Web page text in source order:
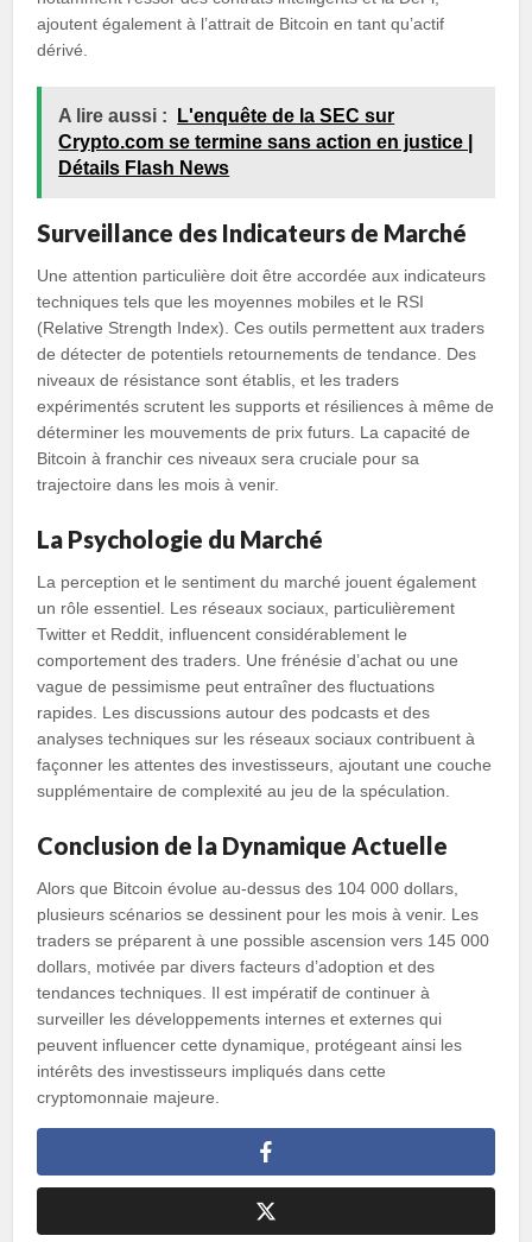
ajoutent également à l’attrait de Bitcoin en tant qu’actif
dérivé.
A lire aussi :
L'enquête de la SEC sur
Crypto.com se termine sans action en justice |
Détails Flash News
Surveillance des Indicateurs de Marché
Une attention particulière doit être accordée aux indicateurs
techniques tels que les moyennes mobiles et le RSI
(Relative Strength Index). Ces outils permettent aux traders
de détecter de potentiels retournements de tendance. Des
niveaux de résistance sont établis, et les traders
expérimentés scrutent les supports et résiliences à même de
déterminer les mouvements de prix futurs. La capacité de
Bitcoin à franchir ces niveaux sera cruciale pour sa
trajectoire dans les mois à venir.
La Psychologie du Marché
La perception et le sentiment du marché jouent également
un rôle essentiel. Les réseaux sociaux, particulièrement
Twitter et Reddit, influencent considérablement le
comportement des traders. Une frénésie d’achat ou une
vague de pessimisme peut entraîner des fluctuations
rapides. Les discussions autour des podcasts et des
analyses techniques sur les réseaux sociaux contribuent à
façonner les attentes des investisseurs, ajoutant une couche
supplémentaire de complexité au jeu de la spéculation.
Conclusion de la Dynamique Actuelle
Alors que Bitcoin évolue au-dessus des 104 000 dollars,
plusieurs scénarios se dessinent pour les mois à venir. Les
traders se préparent à une possible ascension vers 145 000
dollars, motivée par divers facteurs d’adoption et des
tendances techniques. Il est impératif de continuer à
surveiller les développements internes et externes qui
peuvent influencer cette dynamique, protégeant ainsi les
intérêts des investisseurs impliqués dans cette
cryptomonnaie majeure.